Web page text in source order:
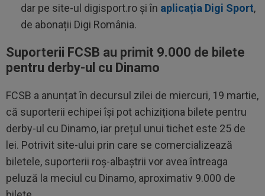
dar pe site-ul digisport.ro și în aplicația Digi Sport,
de abonații Digi România.
Suporterii FCSB au primit 9.000 de bilete
pentru derby-ul cu Dinamo
FCSB a anunțat în decursul zilei de miercuri, 19 martie,
că suporterii echipei își pot achiziționa bilete pentru
derby-ul cu Dinamo, iar prețul unui tichet este 25 de
lei. Potrivit site-ului prin care se comercializează
biletele, suporterii roș-albaștrii vor avea întreaga
peluză la meciul cu Dinamo, aproximativ 9.000 de